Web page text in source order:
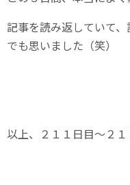
記事を読み返していて
でも思いました（笑）
以上、２１１日目～２１